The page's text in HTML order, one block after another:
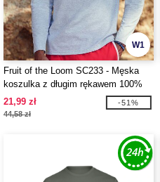
W1
Fruit of the Loom SC233 - Męska
koszulka z długim rękawem 100%
bawełna
21,99 zł
44,58 zł
-51%